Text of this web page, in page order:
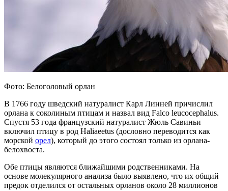
Фото: Белоголовый орлан
В 1766 году шведский натуралист Карл Линней причислил
орлана к соколиным птицам и назвал вид Falco leucocephalus.
Спустя 53 года французский натуралист Жюль Савиньи
включил птицу в род Haliaeetus (дословно переводится как
морской орел), который до этого состоял только из орлана-
белохвоста.
Обе птицы являются ближайшими родственниками. На
основе молекулярного анализа было выявлено, что их общий
предок отделился от остальных орланов около 28 миллионов